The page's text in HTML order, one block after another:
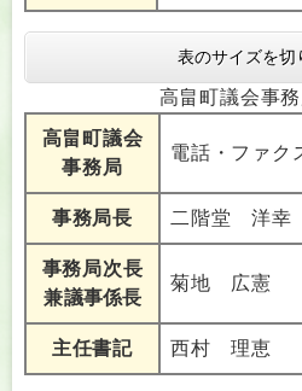
表のサイズを切
高畠町議会事
高畠町議会
事務局
電話・ファク
事務局長 二階堂 洋幸
事務局次長
兼議事係長
菊地 広憲
主任書記 西村 理恵